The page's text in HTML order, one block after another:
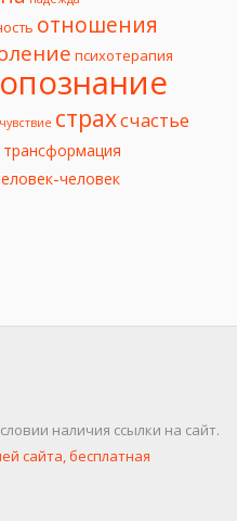
отношения
психотерапия
страхсчастье
трансформация
человек
наличия ссылки на сайт.